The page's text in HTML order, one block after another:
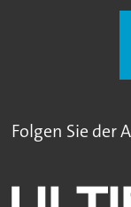
Folgen Sie der